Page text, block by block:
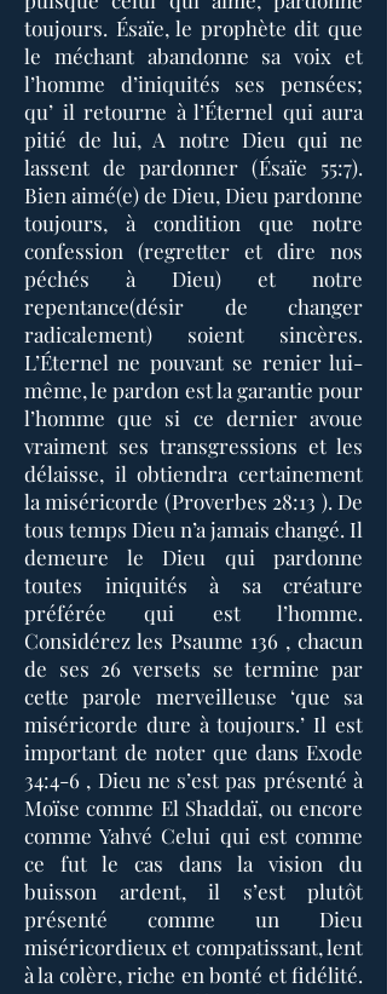
toujours. Ésaïe, le prophète dit que
le méchant abandonne sa voix et
l’homme d’iniquités ses pensées;
qu’ il retourne à l’Éternel qui aura
pitié de lui, A notre Dieu qui ne
lassent de pardonner (Ésaïe 55:7).
Bien aimé(e) de Dieu, Dieu pardonne
toujours, à condition que notre
confession (regretter et dire nos
péchés à Dieu) et notre
repentance(désir de changer
radicalement) soient sincères.
L’Éternel ne pouvant se renier lui-
même, le pardon est la garantie pour
l’homme que si ce dernier avoue
vraiment ses transgressions et les
délaisse, il obtiendra certainement
la miséricorde (Proverbes 28:13 ). De
tous temps Dieu n’a jamais changé. Il
demeure le Dieu qui pardonne
toutes iniquités à sa créature
préférée qui est l’homme.
Considérez les Psaume 136 , chacun
de ses 26 versets se termine par
cette parole merveilleuse ‘que sa
miséricorde dure à toujours.’ Il est
important de noter que dans Exode
34:4-6 , Dieu ne s’est pas présenté à
Moïse comme El Shaddaï, ou encore
comme Yahvé Celui qui est comme
ce fut le cas dans la vision du
buisson ardent, il s’est plutôt
présenté comme un Dieu
miséricordieux et compatissant, lent
à la colère, riche en bonté et fidélité.